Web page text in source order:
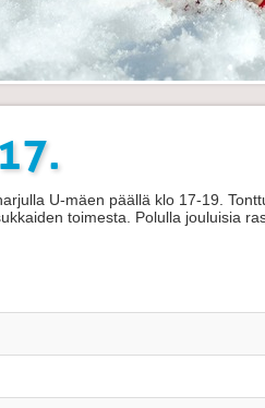
U-mäen päällä klo 17-19.
toimesta. Polulla jouluisia